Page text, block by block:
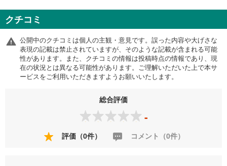
クチコミ
公開中のクチコミは個人の主観・意見です。誤った内容や大げさな
表現の記載は禁止されていますが、そのような記載が含まれる可能
性があります。また、クチコミの情報は投稿時点の情報であり、現
在の状況とは異なる可能性があります。ご理解いただいた上で本サ
ービスをご利用いただきますようお願いいたします。
総合評価
-
評価（0件） コメント（0件）